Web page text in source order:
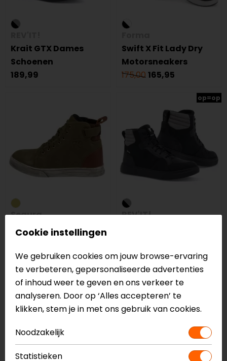
Krait GTX Dames
Schoenen
189,99
Swift X Fit Lady Dry
Motorsneakers
175,00165,95
Segura
Lady Pixel
79,00
op=op
REV'IT!
189,99
op=op
Cookie instellingen
We gebruiken cookies om jouw browse-ervaring
te verbeteren, gepersonaliseerde advertenties
of inhoud weer te geven en ons verkeer te
analyseren. Door op ‘Alles accepteren’ te
klikken, stem je in met ons gebruik van cookies.
Noodzakelijk
Statistieken